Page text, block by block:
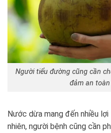
Người tiểu đường cũng cần
đảm an
Nước dừa mang đến nhiều
nhiên, người bệnh cũng cần